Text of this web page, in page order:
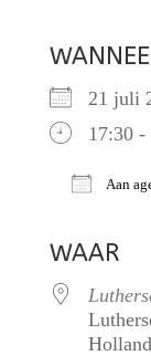
21 juli
17:30 -
Aan
WAAR